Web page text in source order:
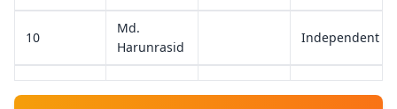
10
Md.
Harunrasid
Independent